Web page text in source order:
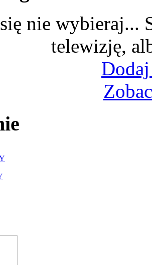
nie wybieraj...
telewizję,